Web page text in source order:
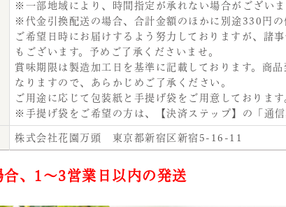
※一部地域により、時間指定が承れない場合がございま
※代金引換配送の場合、合計金額のほかに別途330円の
ご希望日時にお届けするよう努力しておりますが、諸
もございます。予めご了承くださいませ。
賞味期限は製造加工日を基準に記載しております。商
なりますので、あらかじめご了承ください。
ご用途に応じて包装紙と手提げ袋をご用意しております
※手提げ袋をご希望の方は、【決済ステップ】の「通
株式会社花園万頭 東京都新宿区新宿5-16-11
、1～3営業日以内の発送